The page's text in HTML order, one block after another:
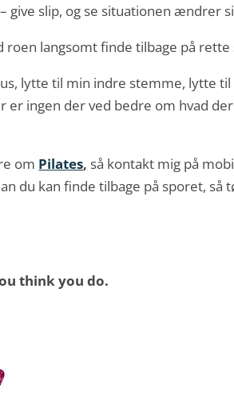
give slip, og se situationen ændrer
roen langsomt finde tilbage på rette
lytte til min indre stemme, lytte
er ingen der ved bedre om hvad
om Pilates, så kontakt mig på
du kan finde tilbage på sporet, så
think you do.